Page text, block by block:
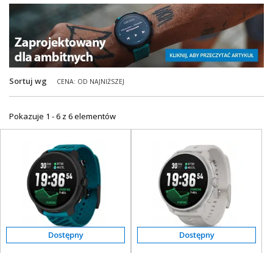
+
TACX
ELITE
+
SUUNTO
POLAR
+
VOSTOK EUROPE ZEGARKI
VICTORINOX ZEGARKI
WENGER ZEGARKI
ORIENT ZEGARKI
Sortuj wg CENA: OD NAJNIŻSZEJ
Pokazuje 1 - 6 z 6 elementów